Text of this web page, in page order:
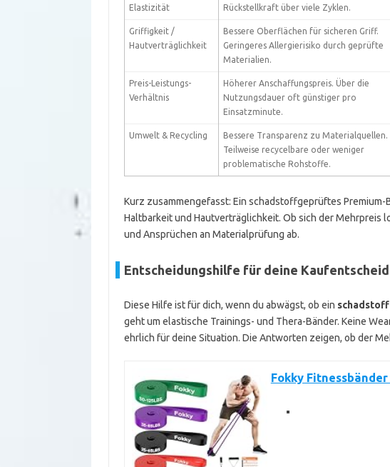
Elastizität
Rückstellkraft über viele Zyklen.
Griffigkeit /
Hautverträglichkeit
Bessere Oberflächen für sicheren Griff.
Geringeres Allergierisiko durch geprüfte
Materialien.
Preis-Leistungs-
Verhältnis
Höherer Anschaffungspreis. Über die
Nutzungsdauer oft günstiger pro
Einsatzminute.
Umwelt & Recycling
Bessere Transparenz zu Materialquellen.
Teilweise recycelbare oder weniger
problematische Rohstoffe.
Kurz zusammengefasst: Ein schadstoffgeprüftes
Haltbarkeit und Hautverträglichkeit. Ob sich der Mehrpreis
und Ansprüchen an Materialprüfung ab.
Entscheidungshilfe für deine
Diese Hilfe ist für dich, wenn du abwägst, ob ein
geht um elastische Trainings- und Thera-Bänder. Keine
ehrlich für deine Situation. Die Antworten zeigen, ob der
Fokky